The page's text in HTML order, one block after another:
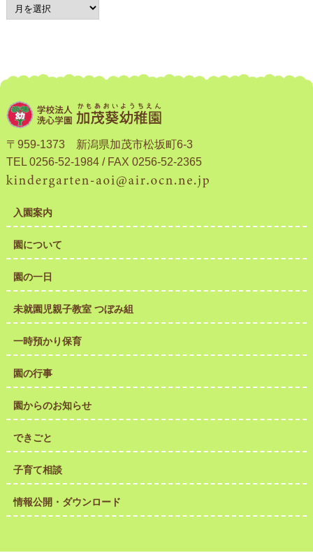
〒959-1373 新潟県加茂市松坂町6-3
TEL 0256-52-1984 / FAX 0256-52-2365
入園案内
園について
園の一日
未就園児親子教室 つぼみ組
一時預かり保育
園の行事
園からのお知らせ
できごと
子育て相談
情報公開・ダウンロード